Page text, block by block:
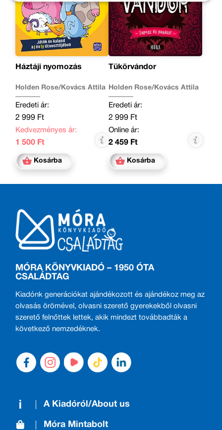
Háztáji nyomozás
Holden Rose/Kovács Attila
Eredeti ár:
2 999 Ft
Kedvezményes ár:
1 500 Ft
Kosárba
Tükörvándor
Holden Rose/Kovács Attila
Eredeti ár:
2 999 Ft
Online ár:
2 459 Ft
Kosárba
MÓRA KÖNYVKIADÓ – 1950 ÓTA
CSALÁDTAG
Kiadónk generációkat ajándékozott és ajándékoz meg az
olvasás örömével, olvasni szerető gyerekekből olvasni
szerető felnőttek lettek, akik mindezt továbbadták a
következő nemzedéknek.
A Kiadóról/About us
Móra Mintabolt